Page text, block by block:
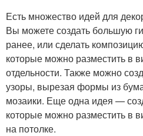
Есть множество идей для
Вы можете создать большую
ранее, или сделать
которые можно разместить в
отдельности. Также можно
узоры, вырезая формы из
мозаики. Еще одна идея —
которые можно разместить в
на потолке.